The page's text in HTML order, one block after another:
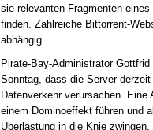
sie relevanten Fragmenten
finden. Zahlreiche Bittorrent-
abhängig.
Pirate-Bay-Administrator
Sonntag, dass die Server
Datenverkehr verursachen.
einem Dominoeffekt führen und
Überlastung in die Knie zwingen.